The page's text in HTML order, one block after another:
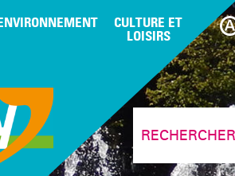
CULTURE ET
LOISIRS